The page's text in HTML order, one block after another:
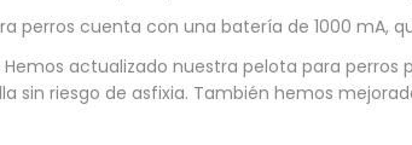
perros cuenta con una batería de 1000 mA,
actualizado nuestra pelota para perros
sin riesgo de asfixia. También hemos